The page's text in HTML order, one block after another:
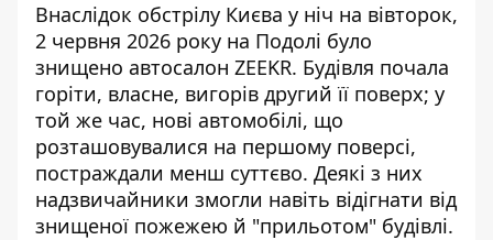
Внаслідок обстрілу Києва у ніч на вівторок,
2 червня 2026 року на Подолі було
знищено автосалон ZEEKR. Будівля почала
горіти, власне, вигорів другий її поверх; у
той же час, нові автомобілі, що
розташовувалися на першому поверсі,
постраждали менш суттєво. Деякі з них
надзвичайники змогли навіть відігнати від
знищеної пожежею й "прильотом" будівлі.